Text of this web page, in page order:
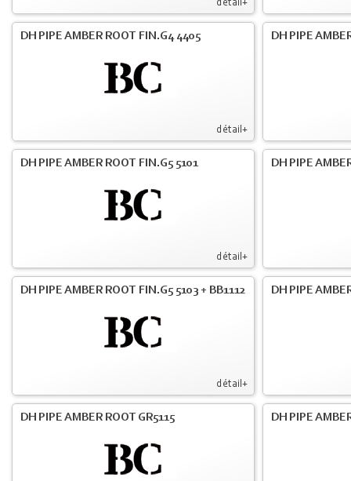
détail+
détail+
DH PIPE AMBER ROOT FIN.G4 4405 DH PIPE
détail+
DH PIPE AMBER ROOT FIN.G5 5101 DH PIPE
détail+
DH PIPE AMBER ROOT FIN.G5 5103 + BB1112 DH PIPE
DH PIPE AMBER ROOT GR5115 DH PIPE